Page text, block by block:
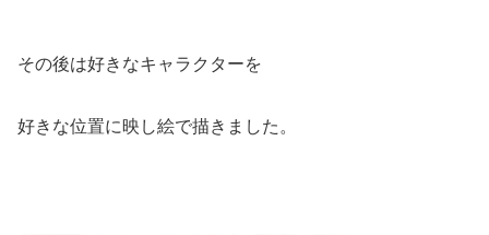
その後は好きなキャラクターを
好きな位置に映し絵で描きました。